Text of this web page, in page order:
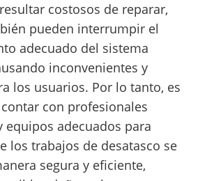
costosos de reparar,
pueden interrumpir el
adecuado del sistema
inconvenientes y
los usuarios. Por lo tanto, es
con profesionales
equipos adecuados para
los trabajos de desatasco se
segura y eficiente,